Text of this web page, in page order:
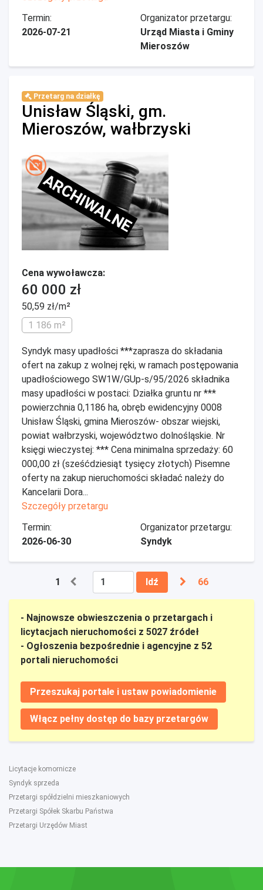
Termin:
2026-07-21
Organizator przetargu:
Urząd Miasta i Gminy
Mieroszów
Przetarg na działkę
Unisław Śląski, gm.
Mieroszów, wałbrzyski
ARCHIWALNE
Cena wywoławcza:
60 000 zł
50,59 zł/m²
1 186 m²
Syndyk masy upadłości ***zaprasza do składania
ofert na zakup z wolnej ręki, w ramach postępowania
upadłościowego SW1W/GUp-s/95/2026 składnika
masy upadłości w postaci: Działka gruntu nr ***
powierzchnia 0,1186 ha, obręb ewidencyjny 0008
Unisław Śląski, gmina Mieroszów- obszar wiejski,
powiat wałbrzyski, województwo dolnośląskie. Nr
księgi wieczystej: *** Cena minimalna sprzedaży: 60
000,00 zł (sześćdziesiąt tysięcy złotych) Pisemne
oferty na zakup nieruchomości składać należy do
Kancelarii Dora...
Szczegóły przetargu
Termin:
2026-06-30
Organizator przetargu:
Syndyk
1 Idź 66
- Najnowsze obwieszczenia o przetargach i
licytacjach nieruchomości z 5027 źródeł
- Ogłoszenia bezpośrednie i agencyjne z 52
portali nieruchomości
Przeszukaj portale i ustaw powiadomienie
Włącz pełny dostęp do bazy przetargów
Licytacje komornicze
Syndyk sprzeda
Przetargi spółdzielni mieszkaniowych
Przetargi Spółek Skarbu Państwa
Przetargi Urzędów Miast